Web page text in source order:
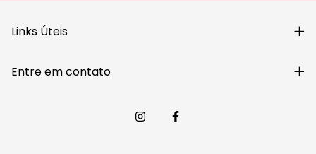
Links Úteis
Entre em contato